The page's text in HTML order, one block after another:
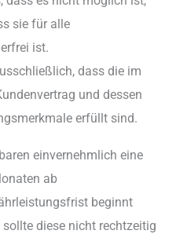
sie für alle
ist.
dass die im
und dessen
erfüllt sind.
einvernehmlich eine
ab
beginnt
diese nicht rechtzeitig